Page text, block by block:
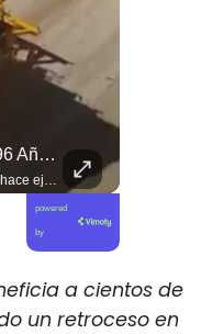
Jorge Lavandero A Sus 96 Años Hace Ejercicio De Memoria Que Debería Ser Enseñado En Todas Las Escuelas De #chile Para Frenar El Saqueo.
Jorge Lavandero a sus 96 años hace ejercicio de memoria que debería ser enseñado en todas las escuelas de #chile para frenar el saqueo. #cobre #cooper
powered
by
a cientos de
un retroceso en